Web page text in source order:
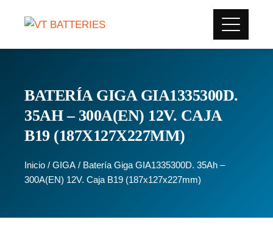
BATERÍA GIGA GIA1335300D.
35AH – 300A(EN) 12V. CAJA
B19 (187X127X227MM)
Inicio / GIGA / Batería Giga GIA1335300D. 35Ah –
300A(EN) 12V. Caja B19 (187x127x227mm)